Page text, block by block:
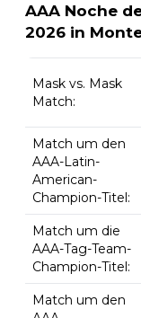
AAA Noche
2026 in
Mask vs. Mask
Match:
Match um den
AAA-Latin-
American-
Champion-Titel:
Match um die
AAA-Tag-Team-
Champion-Titel:
Match um den